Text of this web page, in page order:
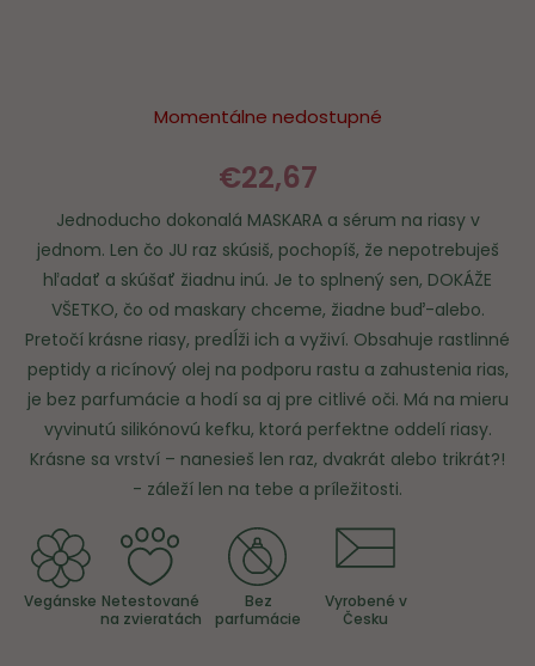
€22,67
Momentálne nedostupné
Jednoducho dokonalá MASKARA a sérum na riasy v
jednom. Len čo JU raz skúsiš, pochopíš, že nepotrebuješ
hľadať a skúšať žiadnu inú. Je to splnený sen, DOKÁŽE
VŠETKO, čo od maskary chceme, žiadne buď-alebo.
Pretočí krásne riasy, predĺži ich a vyživí. Obsahuje rastlinné
peptidy a ricínový olej na podporu rastu a zahustenia rias,
je bez parfumácie a hodí sa aj pre citlivé oči. Má na mieru
vyvinutú silikónovú kefku, ktorá perfektne oddelí riasy.
Krásne sa vrství – nanesieš len raz, dvakrát alebo trikrát?!
- záleží len na tebe a príležitosti.
Vegánske Netestované
na zvieratách
Bez
parfumácie
Vyrobené v
Česku